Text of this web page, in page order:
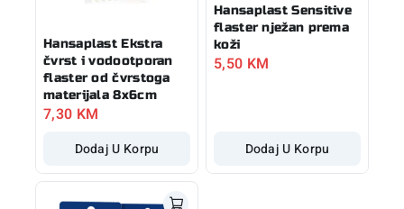
Hansaplast Ekstra
čvrst i vodootporan
flaster od čvrstoga
materijala 8x6cm
7,30 KM
Dodaj U Korpu
Hansaplast Sensitive
flaster nježan prema
koži
5,50 KM
Dodaj U Korpu